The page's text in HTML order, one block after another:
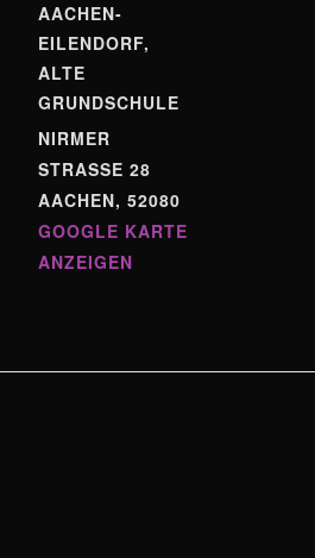
AACHEN-
EILENDORF,
ALTE
GRUNDSCHULE
NIRMER
STRASSE 28
AACHEN, 52080
GOOGLE KARTE
ANZEIGEN